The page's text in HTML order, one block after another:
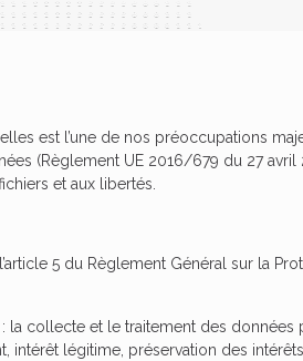
est l’une de nos préoccupations
(Règlement UE 2016/679 du 27
et aux libertés.
5 du Règlement Général sur la
: la collecte et le traitement des
intérêt légitime, préservation des